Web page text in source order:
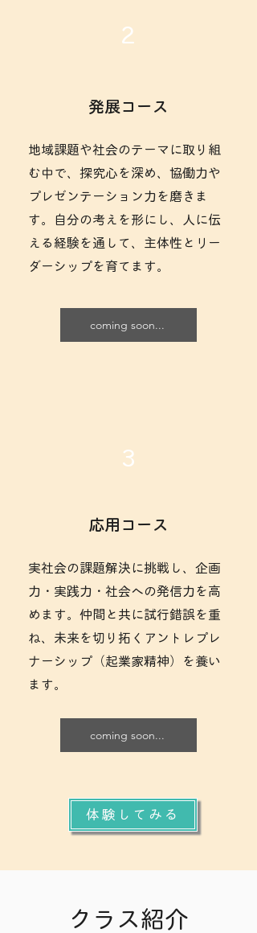
2
発展コース
地域課題や社会のテーマに取り組
む中で、探究心を深め、協働力や
プレゼンテーション力を磨きま
す。自分の考えを形にし、人に伝
える経験を通して、主体性とリー
ダーシップを育てます。
coming soon...
3
応用コース
実社会の課題解決に挑戦し、企画
力・実践力・社会への発信力を高
めます。仲間と共に試行錯誤を重
ね、未来を切り拓くアントレプレ
ナーシップ（起業家精神）を養い
ます。
coming soon...
体験してみる
クラス紹介